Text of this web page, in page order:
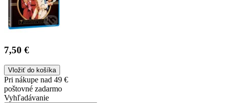
7,50 €
Vložiť do košíka
Pri nákupe nad 49 €
poštovné zadarmo
Vyhľadávanie